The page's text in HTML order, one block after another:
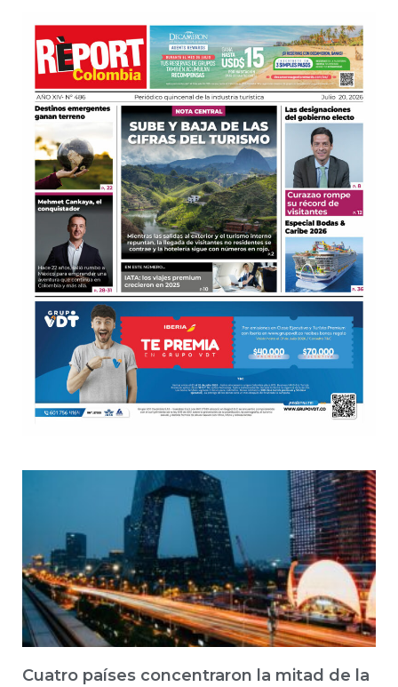
Cuatro países concentraron la mitad de la